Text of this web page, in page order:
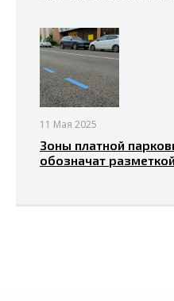
11 Мая 2025
Зоны платной
обозначат